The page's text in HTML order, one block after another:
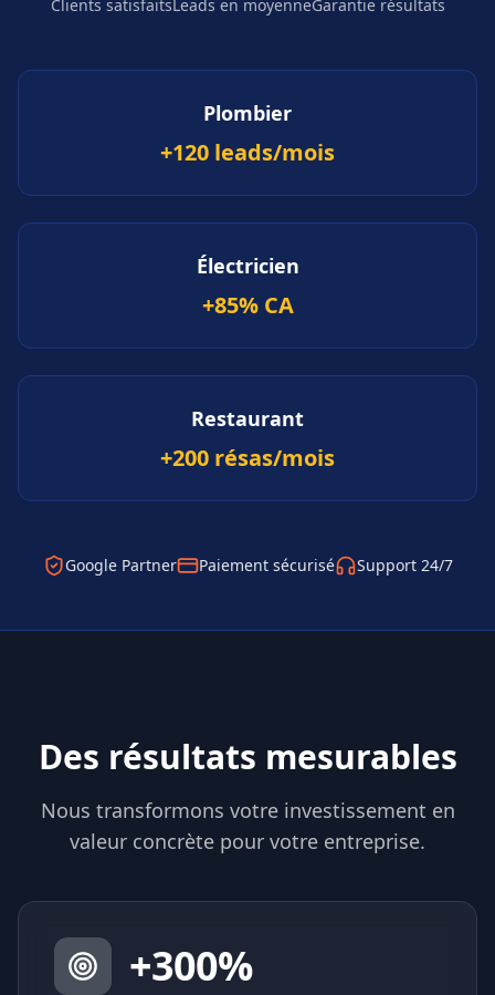
Clients satisfaitsLeads en moyenneGarantie résultats
Plombier
+120 leads/mois
Électricien
+85% CA
Restaurant
+200 résas/mois
Google Partner Paiement sécurisé Support 24/7
Des résultats mesurables
Nous transformons votre investissement en
valeur concrète pour votre entreprise.
+300%